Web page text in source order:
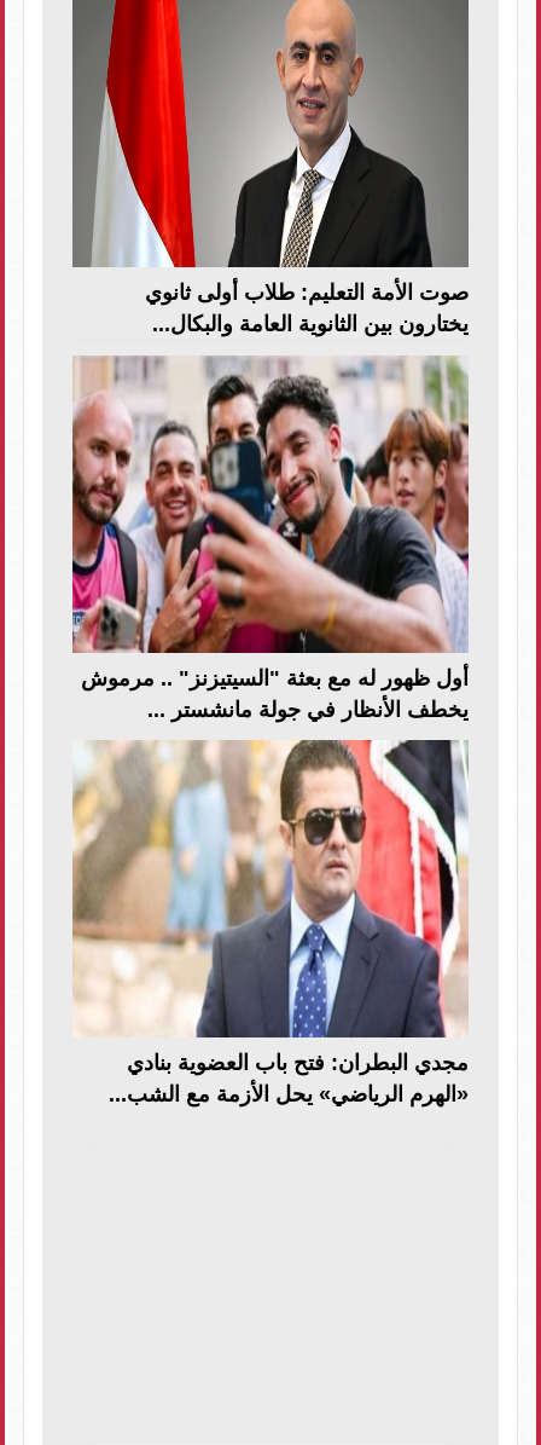
صوت الأمة التعليم: طلاب أولى ثانوي
يختارون بين الثانوية العامة والبكال...
أول ظهور له مع بعثة "السيتيزنز" .. مرموش
يخطف الأنظار في جولة مانشستر ...
مجدي البطران: فتح باب العضوية بنادي
«الهرم الرياضي» يحل الأزمة مع الشب...